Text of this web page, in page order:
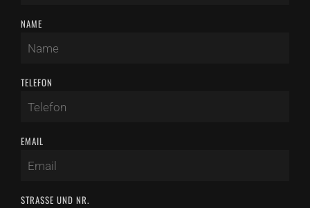
NAME
TELEFON
EMAIL
STRASSE UND NR.